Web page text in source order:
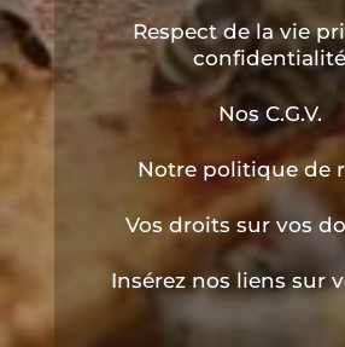
Respect de la vie
confidentialité
Nos C.G.V.
Notre politique de
Vos droits sur vos
Insérez nos liens sur